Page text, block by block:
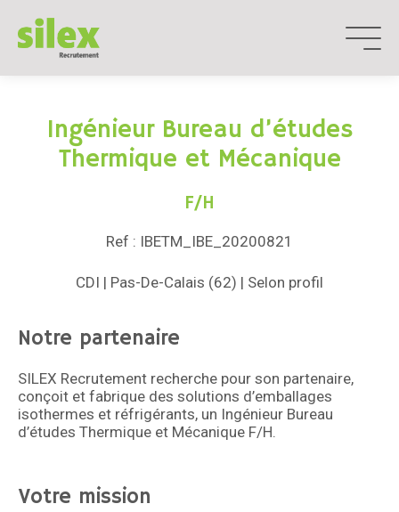
contenu
Ingénieur Bureau d’études
Thermique et Mécanique
F/H
Ref : IBETM_IBE_20200821
CDI | Pas-De-Calais (62) | Selon profil
Notre partenaire
SILEX Recrutement recherche pour son partenaire,
conçoit et fabrique des solutions d’emballages
isothermes et réfrigérants, un Ingénieur Bureau
d’études Thermique et Mécanique F/H.
Votre mission